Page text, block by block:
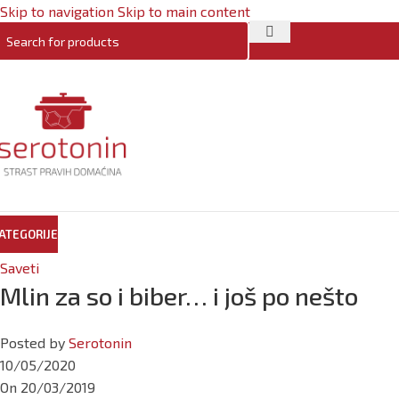
Skip to navigation Skip to main content
Saveti
Mlin za so i biber… i još po nešto
Posted by Serotonin
10/05/2020
On 20/03/2019